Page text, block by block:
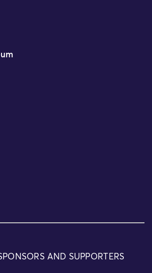
AND SUPPORTERS